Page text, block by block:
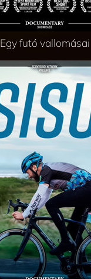
Egy futó vallomásai